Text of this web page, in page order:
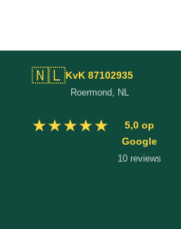
🇳🇱KvK 87102935
Roermond, NL
★★★★★
5,0 op
Google
10 reviews